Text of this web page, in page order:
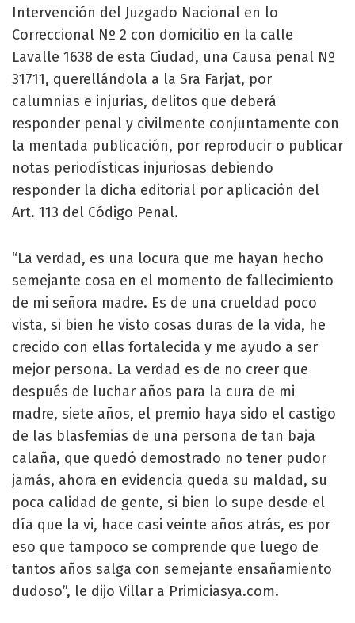
Intervención del Juzgado Nacional en lo
Correccional Nº 2 con domicilio en la calle
Lavalle 1638 de esta Ciudad, una Causa penal Nº
31711, querellándola a la Sra Farjat, por
calumnias e injurias, delitos que deberá
responder penal y civilmente conjuntamente con
la mentada publicación, por reproducir o publicar
notas periodísticas injuriosas debiendo
responder la dicha editorial por aplicación del
Art. 113 del Código Penal.
“La verdad, es una locura que me hayan hecho
semejante cosa en el momento de fallecimiento
de mi señora madre. Es de una crueldad poco
vista, si bien he visto cosas duras de la vida, he
crecido con ellas fortalecida y me ayudo a ser
mejor persona. La verdad es de no creer que
después de luchar años para la cura de mi
madre, siete años, el premio haya sido el castigo
de las blasfemias de una persona de tan baja
calaña, que quedó demostrado no tener pudor
jamás, ahora en evidencia queda su maldad, su
poca calidad de gente, si bien lo supe desde el
día que la vi, hace casi veinte años atrás, es por
eso que tampoco se comprende que luego de
tantos años salga con semejante ensañamiento
dudoso”, le dijo Villar a Primiciasya.com.